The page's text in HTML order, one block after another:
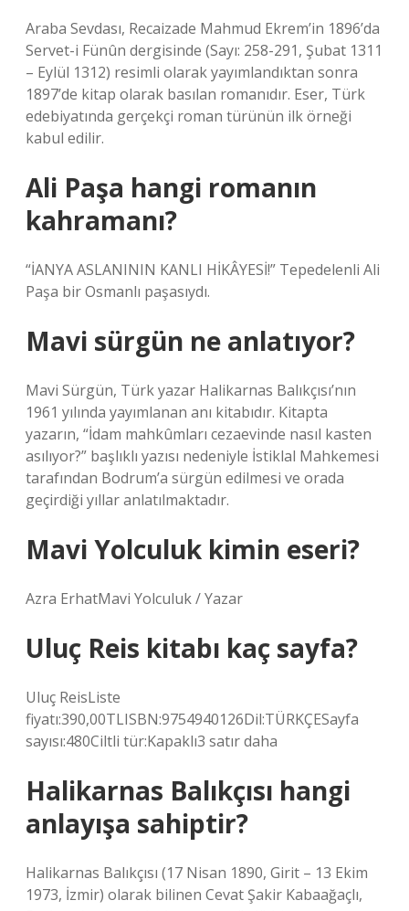
Araba Sevdası, Recaizade Mahmud Ekrem’in 1896’da
Servet-i Fünûn dergisinde (Sayı: 258-291, Şubat 1311
– Eylül 1312) resimli olarak yayımlandıktan sonra
1897’de kitap olarak basılan romanıdır. Eser, Türk
edebiyatında gerçekçi roman türünün ilk örneği
kabul edilir.
Ali Paşa hangi romanın
kahramanı?
“İANYA ASLANININ KANLI HİKÂYESİ!” Tepedelenli Ali
Paşa bir Osmanlı paşasıydı.
Mavi sürgün ne anlatıyor?
Mavi Sürgün, Türk yazar Halikarnas Balıkçısı’nın
1961 yılında yayımlanan anı kitabıdır. Kitapta
yazarın, “İdam mahkûmları cezaevinde nasıl kasten
asılıyor?” başlıklı yazısı nedeniyle İstiklal Mahkemesi
tarafından Bodrum’a sürgün edilmesi ve orada
geçirdiği yıllar anlatılmaktadır.
Mavi Yolculuk kimin eseri?
Azra ErhatMavi Yolculuk / Yazar
Uluç Reis kitabı kaç sayfa?
Uluç ReisListe
fiyatı:390,00TLISBN:9754940126Dil:TÜRKÇESayfa
sayısı:480Ciltli tür:Kapaklı3 satır daha
Halikarnas Balıkçısı hangi
anlayışa sahiptir?
Halikarnas Balıkçısı (17 Nisan 1890, Girit – 13 Ekim
1973, İzmir) olarak bilinen Cevat Şakir Kabaağaçlı,